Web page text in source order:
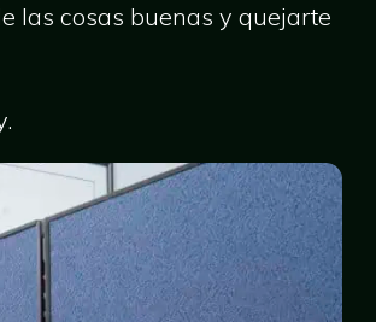
las cosas buenas y quejarte